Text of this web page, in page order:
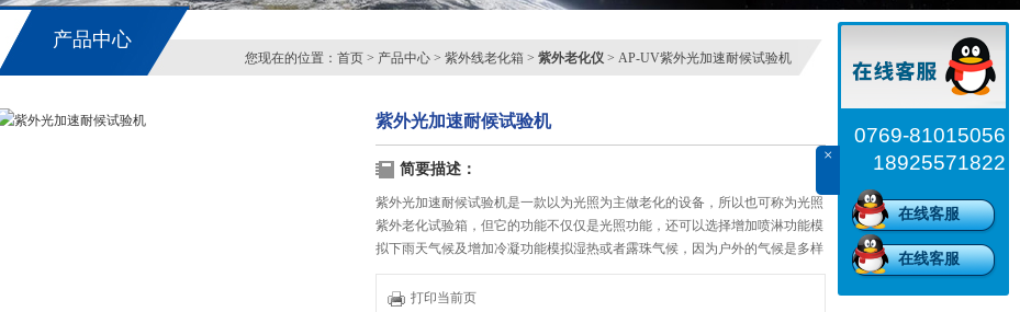
产品中心
您现在的位置： 首页 > 产品中心 > 紫外线老化箱 > 紫外老化仪 > AP-UV紫外光加速耐候试验机
紫外光加速耐候试验机
简要描述：
紫外光加速耐候试验机是一款以为光照为主做老化的设备，所以也可称为光照
紫外老化试验箱，但它的功能不仅仅是光照功能，还可以选择增加喷淋功能模
拟下雨天气候及增加冷凝功能模拟湿热或者露珠气候，因为户外的气候是多样
化的，有时候出太阳有时候下午有时候潮湿，所以它也是一款可以模拟全面性
气候做老化的试验设备。
打印当前页
0769-81015056
18925571822
在线客服
在线客服
×